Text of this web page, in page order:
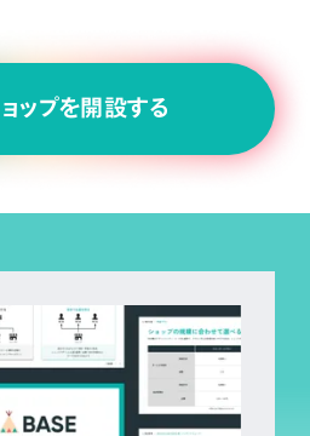
ップを開設する